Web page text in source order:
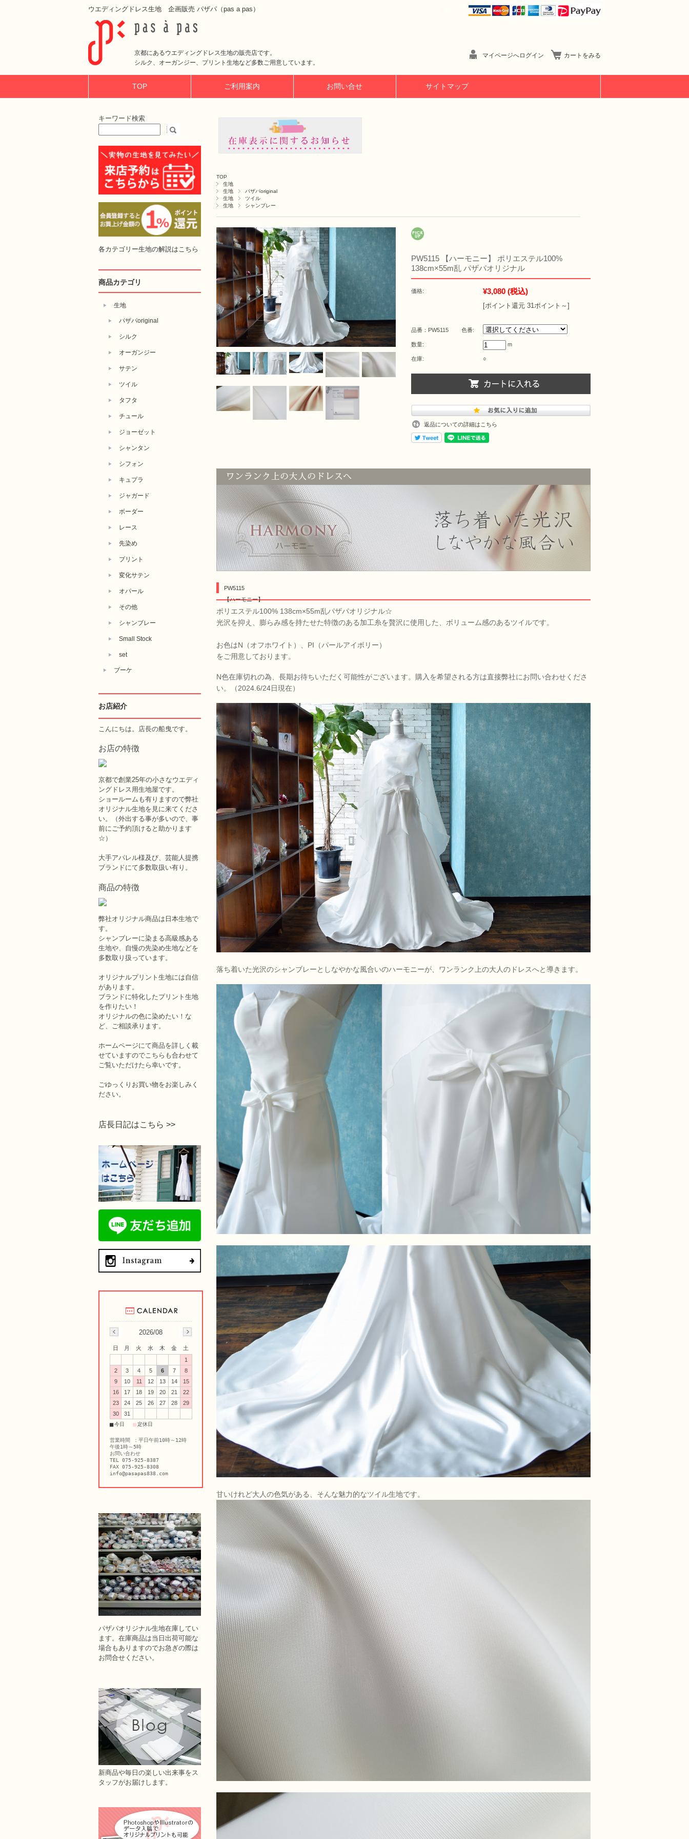
ウエディングドレス生地 企画販売 パザパ（pas a pas）
京都にあるウエディングドレス生地の販売店です。
シルク、オーガンジー、プリント生地など多数ご用意しています。
マイページへログイン カートをみる
TOP ご利用案内 お問い合せ サイトマップ
TOP
生地
生地
パザパoriginal
生地
ツイル
生地
シャンブレー
PW5115 【ハーモニー】 ポリエステル100%
138cm×55m乱 パザパオリジナル
価格: ¥3,080 (税込)
[ポイント還元 31ポイント～]
品番：PW5115 色番:
数量: m
在庫: ○
返品についての詳細はこちら
PW5115
【ハーモニー】
ポリエステル100% 138cm×55m乱パザパオリジナル☆
光沢を抑え、膨らみ感を持たせた特徴のある加工糸を贅沢に使用した、ボリューム感のあるツイルです。
お色はN（オフホワイト）、PI（パールアイボリー）
をご用意しております。
N色在庫切れの為、長期お待ちいただく可能性がございます。購入を希望される方は直接弊社にお問い合わせくださ
い。（2024.6/24日現在）
落ち着いた光沢のシャンブレーとしなやかな風合いのハーモニーが、ワンランク上の大人のドレスへと導きます。
甘いけれど大人の色気がある、そんな魅力的なツイル生地です。
キーワード検索
各カテゴリー生地の解説はこちら
商品カテゴリ
生地
パザパoriginal
シルク
オーガンジー
サテン
ツイル
タフタ
チュール
ジョーゼット
シャンタン
シフォン
キュプラ
ジャガード
ボーダー
レース
先染め
プリント
変化サテン
オパール
その他
シャンブレー
Small Stock
set
ブーケ
お店紹介
こんにちは。店長の船曳です。
お店の特徴
京都で創業25年の小さなウエディ
ングドレス用生地屋です。
ショールームも有りますので弊社
オリジナル生地を見に来てくださ
い。（外出する事が多いので、事
前にご予約頂けると助かります
☆）
大手アパレル様及び、芸能人提携
ブランドにて多数取扱い有り。
商品の特徴
弊社オリジナル商品は日本生地で
す。
シャンブレーに染まる高級感ある
生地や、自慢の先染め生地などを
多数取り扱っています。
オリジナルプリント生地には自信
があります。
ブランドに特化したプリント生地
を作りたい！
オリジナルの色に染めたい！な
ど、ご相談承ります。
ホームページにて商品を詳しく載
せていますのでこちらも合わせて
ご覧いただけたら幸いです。
ごゆっくりお買い物をお楽しみく
ださい。
店長日記はこちら >>
2026/08
日 月 火 水 木 金
土
1
2
3 4 5 6 7
8
9
10 11 12 13 14
15
16
17 18 19 20 21
22
23
24 25 26 27 28
29
30
31
■今日 ■定休日
営業時間 ：平日午前10時～12時
午後1時～5時
お問い合わせ
TEL 075-925-8387
FAX 075-925-8308
info@pasapas838.com
パザパオリジナル生地在庫してい
ます。在庫商品は当日出荷可能な
場合もありますのでお急ぎの際は
お問合せください。
新商品や毎日の楽しい出来事をス
タッフがお届けします。